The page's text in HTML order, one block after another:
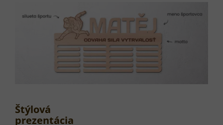
Štýlová
prezentácia